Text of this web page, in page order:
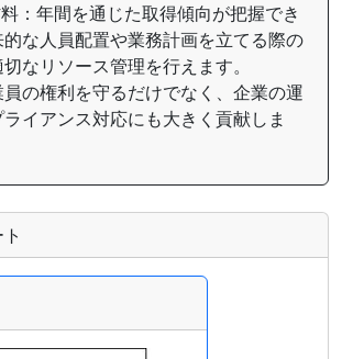
：年間を通じた取得傾向が把握でき
な人員配置や業務計画を立てる際の
なリソース管理を行えます。
の権利を守るだけでなく、企業の運
イアンス対応にも大きく貢献しま